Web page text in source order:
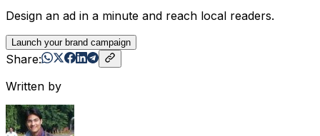
Design an ad in a minute and reach local readers.
Launch your brand campaign
Share:
Written by